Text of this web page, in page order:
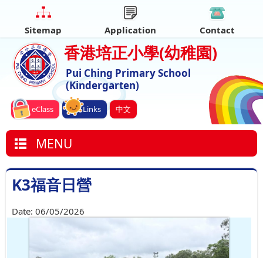
香港培正小學(幼稚園)
Pui Ching Primary School
(Kindergarten)
eClass Links 中文
Sitemap Application Contact
MENU
K3福音日營
Date: 06/05/2026